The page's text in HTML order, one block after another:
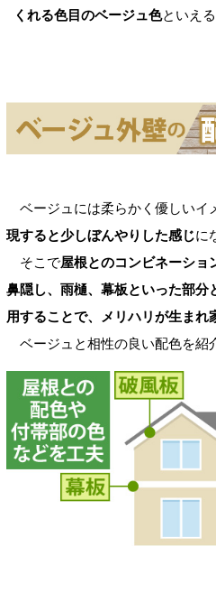
くれる色目のベージュ色といえる
ベージュには柔らかく優しいイ
現すると少しぼんやりした感じに
そこで屋根とのコンビネーショ
鼻隠し、雨樋、幕板といった部分
用することで、メリハリが生まれ
ベージュと相性の良い配色を紹